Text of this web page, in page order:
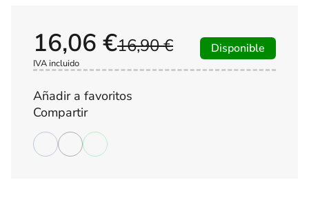
16,90 €
16,06 €
IVA incluido
Disponible
Añadir a favoritos
Compartir